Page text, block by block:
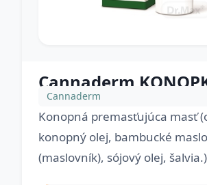
Cannaderm
Cannaderm
Konopná premasťujúca masť
konopný olej, bambucké maslo
(maslovník), sójový olej, šalvia.)